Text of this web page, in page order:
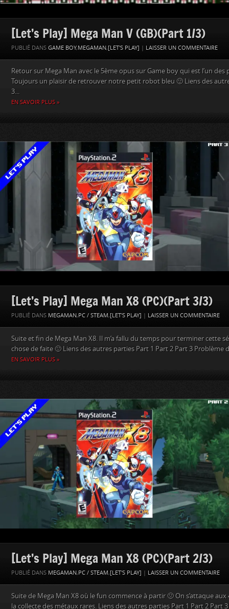
[Let’s Play] Mega Man V (GB)(Part 1/3)
PUBLIÉ DANS GAME BOY, MEGAMAN,[LET'S PLAY] LAISSER UN COMMENTAIRE
Retour sur Mega Man avec le 5ème opus sur Game boy qui est l’un
Toujours un plaisir de retrouver notre petit robot bleu 🙂 Liens des
3...
EN SAVOIR PLUS »
[Let’s Play] Mega Man X8 (PC)(Part 3/3)
PUBLIÉ DANS MEGAMAN, PC / STEAM,[LET'S PLAY] LAISSER UN COMMENTAIRE
Suite et fin de Mega Man X8. Il m’a fallu du temps pour terminer cette
chose de faite 🙂 Liens des autres parties Part 1 Part 2 Part 3 Problème
EN SAVOIR PLUS »
[Let’s Play] Mega Man X8 (PC)(Part 2/3)
PUBLIÉ DANS MEGAMAN, PC / STEAM,[LET'S PLAY] LAISSER UN COMMENTAIRE
Suite de Mega Man X8 où le fun commence à partir 🙁 On s’attaque
la collecte des métaux rares. Liens des autres parties Part 1 Part 2 Part